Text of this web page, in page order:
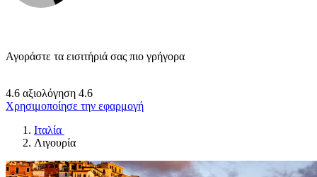
Αγοράστε τα εισιτήριά σας πιο γρήγορα
4.6 αξιολόγηση 4.6
Χρησιμοποίησε την εφαρμογή
Ιταλία
Λιγουρία